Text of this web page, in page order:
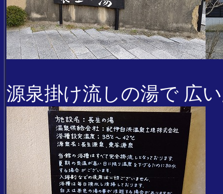
源泉掛け流しの湯で 広